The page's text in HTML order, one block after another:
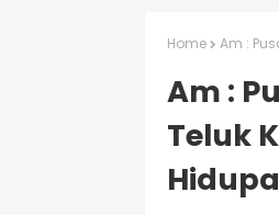
Home Am :
Am :
Teluk